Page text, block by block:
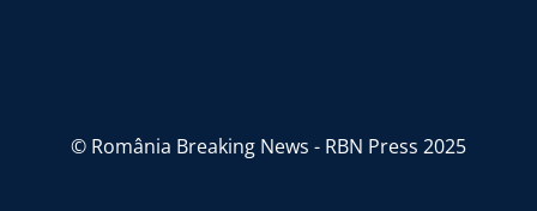
© România Breaking News - RBN Press 2025